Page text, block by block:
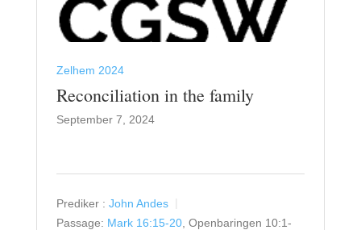
Zelhem 2024
Reconciliation in the family
September 7, 2024
Prediker : John Andes
Passage: Mark 16:15-20, Openbaringen 10:1-